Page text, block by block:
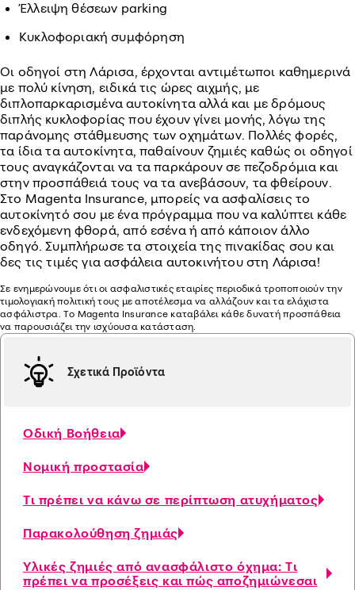
Έλλειψη θέσεων parking
Κυκλοφοριακή συμφόρηση
Οι οδηγοί στη Λάρισα, έρχονται αντιμέτωποι καθημερινά
με πολύ κίνηση, ειδικά τις ώρες αιχμής, με
διπλοπαρκαρισμένα αυτοκίνητα αλλά και με δρόμους
διπλής κυκλοφορίας που έχουν γίνει μονής, λόγω της
παράνομης στάθμευσης των οχημάτων. Πολλές φορές,
τα ίδια τα αυτοκίνητα, παθαίνουν ζημιές καθώς οι οδηγοί
τους αναγκάζονται να τα παρκάρουν σε πεζοδρόμια και
στην προσπάθειά τους να τα ανεβάσουν, τα φθείρουν.
Στο Magenta Insurance, μπορείς να ασφαλίσεις το
αυτοκίνητό σου με ένα πρόγραμμα που να καλύπτει κάθε
ενδεχόμενη φθορά, από εσένα ή από κάποιον άλλο
οδηγό. Συμπλήρωσε τα στοιχεία της πινακίδας σου και
δες τις τιμές για ασφάλεια αυτοκινήτου στη Λάρισα!
Σε ενημερώνουμε ότι οι ασφαλιστικές εταιρίες περιοδικά τροποποιούν την
τιμολογιακή πολιτική τους με αποτέλεσμα να αλλάζουν και τα ελάχιστα
ασφάλιστρα. Το Magenta Insurance καταβάλει κάθε δυνατή προσπάθεια
να παρουσιάζει την ισχύουσα κατάσταση.
Σχετικά Προϊόντα
Οδική Βοήθεια
Νομική προστασία
Τι πρέπει να κάνω σε περίπτωση ατυχήματος
Παρακολούθηση ζημιάς
Yλικές ζημιές από ανασφάλιστο όχημα: Τι
πρέπει να προσέξεις και πώς αποζημιώνεσαι